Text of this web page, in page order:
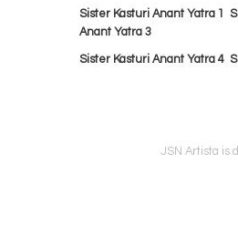
Sister Kasturi Anant Yatra 1
Anant Yatra 3
Sister Kasturi Anant Yatra 4
JSN Artista is